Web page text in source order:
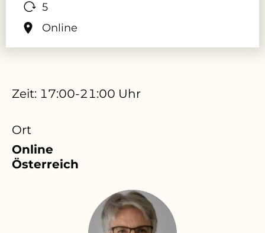
5
Online
Zeit: 17:00-21:00 Uhr
Ort
Online
Österreich